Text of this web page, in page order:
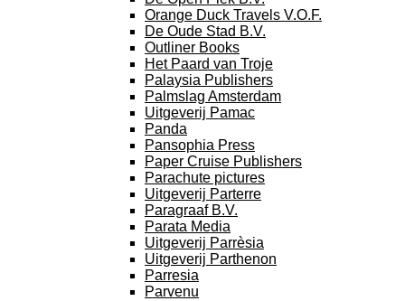
Orange Duck Travels V.O.F.
De Oude Stad B.V.
Outliner Books
Het Paard van Troje
Palaysia Publishers
Palmslag Amsterdam
Uitgeverij Pamac
Panda
Pansophia Press
Paper Cruise Publishers
Parachute pictures
Uitgeverij Parterre
Paragraaf B.V.
Parata Media
Uitgeverij Parrèsia
Uitgeverij Parthenon
Parresia
Parvenu